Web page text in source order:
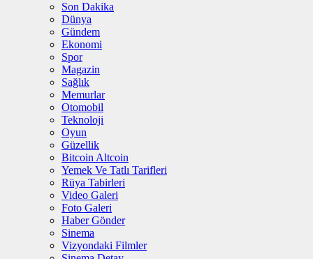
Son Dakika
Dünya
Gündem
Ekonomi
Spor
Magazin
Sağlık
Memurlar
Otomobil
Teknoloji
Oyun
Güzellik
Bitcoin Altcoin
Yemek Ve Tatlı Tarifleri
Rüya Tabirleri
Video Galeri
Foto Galeri
Haber Gönder
Sinema
Vizyondaki Filmler